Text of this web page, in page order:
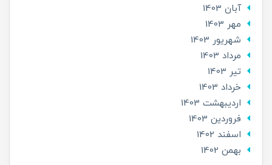
آبان 1403
مهر 1403
شهریور 1403
مرداد 1403
تير 1403
خرداد 1403
ارديبهشت 1403
فروردین 1403
اسفند 1402
بهمن 1402